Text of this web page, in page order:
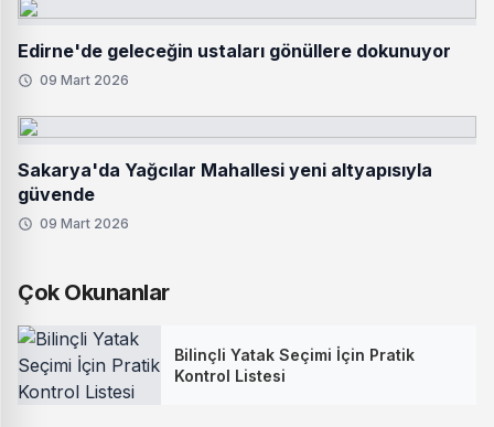
Edirne'de geleceğin ustaları gönüllere dokunuyor
09 Mart 2026
Sakarya'da Yağcılar Mahallesi yeni altyapısıyla
güvende
09 Mart 2026
Çok Okunanlar
Bilinçli Yatak Seçimi İçin Pratik
Kontrol Listesi